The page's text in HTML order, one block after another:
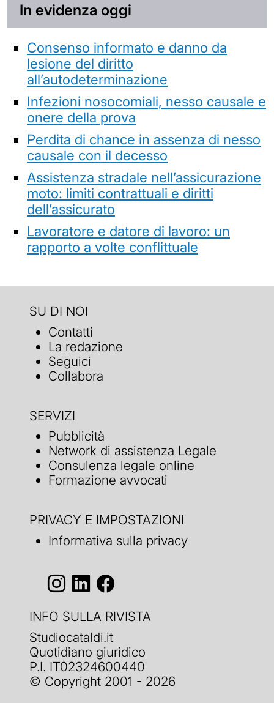
In evidenza oggi
Consenso informato e danno da
lesione del diritto
all’autodeterminazione
Infezioni nosocomiali, nesso causale e
onere della prova
Perdita di chance in assenza di nesso
causale con il decesso
Assistenza stradale nell’assicurazione
moto: limiti contrattuali e diritti
dell’assicurato
Lavoratore e datore di lavoro: un
rapporto a volte conflittuale
SU DI NOI
Contatti
La redazione
Seguici
Collabora
SERVIZI
Pubblicità
Network di assistenza Legale
Consulenza legale online
Formazione avvocati
PRIVACY E IMPOSTAZIONI
Informativa sulla privacy
INFO SULLA RIVISTA
Studiocataldi.it
Quotidiano giuridico
P.I. IT02324600440
© Copyright 2001 - 2026